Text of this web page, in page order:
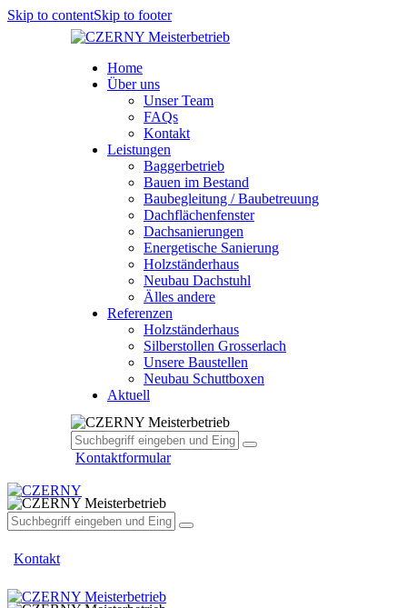
Skip to contentSkip to footer
Home
Über uns
Unser Team
FAQs
Kontakt
Leistungen
Baggerbetrieb
Bauen im Bestand
Baubegleitung / Baubetreuung
Dachflächenfenster
Dachsanierungen
Energetische Sanierung
Holzständerhaus
Neubau Dachstuhl
Älles andere
Referenzen
Holzständerhaus
Silberstollen Grosserlach
Unsere Baustellen
Neubau Schuttboxen
Aktuell
facebook
Kontaktformular
facebook
Kontakt